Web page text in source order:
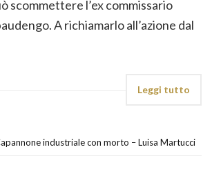
scommettere l’ex commissario
A richiamarlo all’azione dal
Leggi tutto
industriale con morto – Luisa Martucci